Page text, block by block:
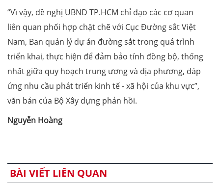
“Vì vậy, đề nghị UBND TP.HCM chỉ đạo các cơ quan
liên quan phối hợp chặt chẽ với Cục Đường sắt Việt
Nam, Ban quản lý dự án đường sắt trong quá trình
triển khai, thực hiện để đảm bảo tính đồng bộ, thống
nhất giữa quy hoạch trung ương và địa phương, đáp
ứng nhu cầu phát triển kinh tế - xã hội của khu vực”,
văn bản của Bộ Xây dựng phản hồi.
Nguyễn Hoàng
BÀI VIẾT LIÊN QUAN